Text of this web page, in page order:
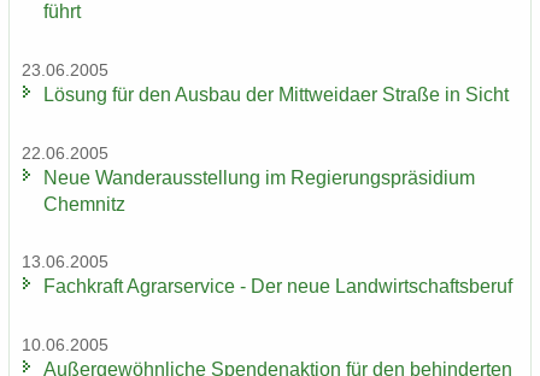
führt
23.06.2005
Lö­sung für den Aus­bau der Mitt­wei­da­er Stra­ße in Sicht
22.06.2005
Neue Wan­der­aus­stel­lung im Re­gie­rungs­prä­si­di­um
Chem­nitz
13.06.2005
Fach­kraft Agrar­ser­vice - Der neue Land­wirt­schafts­be­ruf
10.06.2005
Au­ßer­ge­wöhn­li­che Spen­den­ak­ti­on für den be­hin­der­ten